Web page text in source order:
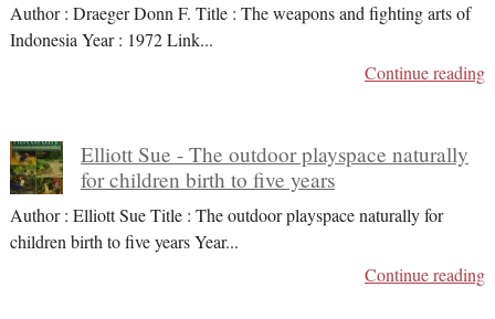
Author : Draeger Donn F. Title : The weapons and fighting arts of
Indonesia Year : 1972 Link...
Continue reading
Elliott Sue - The outdoor playspace naturally
for children birth to five years
Author : Elliott Sue Title : The outdoor playspace naturally for
children birth to five years Year...
Continue reading